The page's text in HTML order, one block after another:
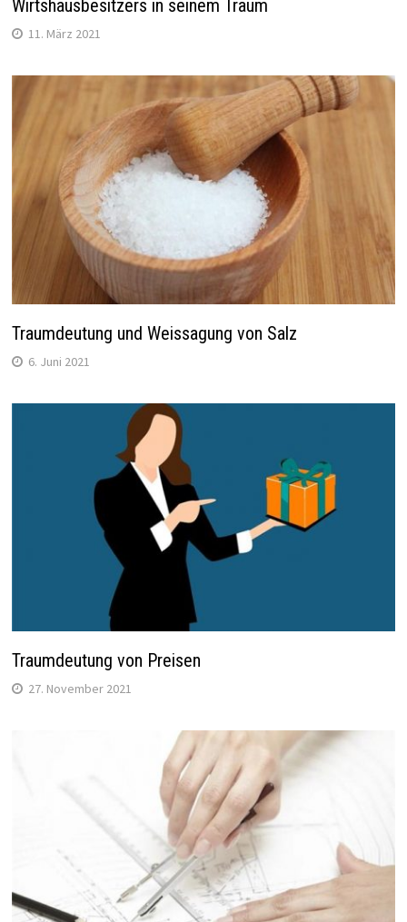
Wirtshausbesitzers in seinem Traum
11. März 2021
Traumdeutung und Weissagung von Salz
6. Juni 2021
Traumdeutung von Preisen
27. November 2021